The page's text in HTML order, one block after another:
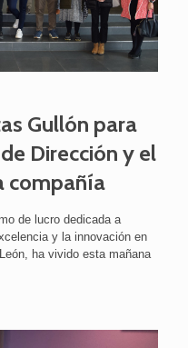
Gullón para
Dirección y el
compañía
de lucro dedicada a
y la innovación en
ha vivido esta mañana